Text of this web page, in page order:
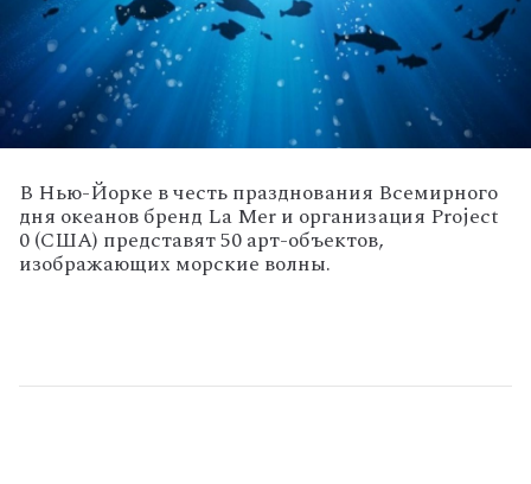
В Нью-Йорке в честь празднования Всемирного
дня океанов бренд La Mer и организация Project
0 (США) представят 50 арт-объектов,
изображающих морские волны.